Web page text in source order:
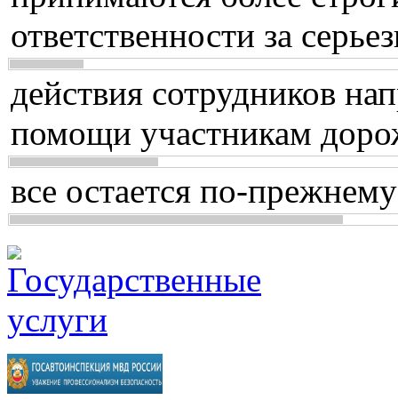
ответственности за
действия сотрудников
помощи участникам
все остается по-